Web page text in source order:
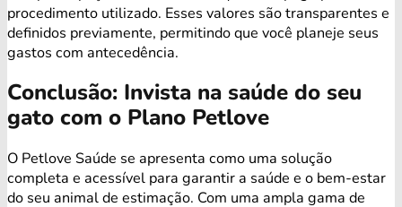
procedimento utilizado. Esses valores são transparentes e
definidos previamente, permitindo que você planeje seus
gastos com antecedência.
Conclusão: Invista na saúde do seu
gato com o Plano Petlove
O Petlove Saúde se apresenta como uma solução
completa e acessível para garantir a saúde e o bem-estar
do seu animal de estimação. Com uma ampla gama de